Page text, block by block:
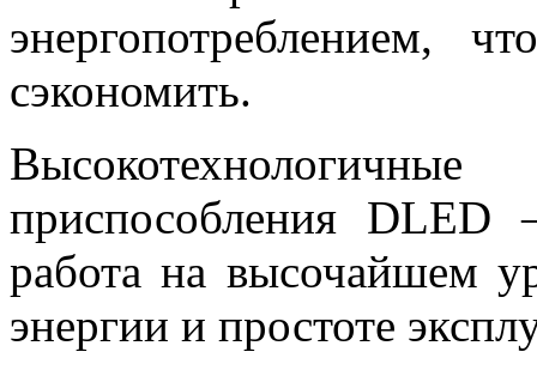
энергопотреблением,
сэкономить.
приспособления DLED
работа на высочайшем
энергии и простоте